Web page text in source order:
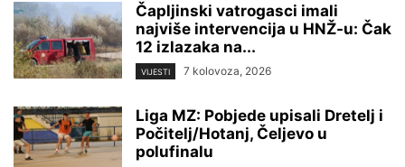
Čapljinski vatrogasci imali
najviše intervencija u HNŽ-u: Čak
12 izlazaka na...
VIJESTI 7 kolovoza, 2026
Liga MZ: Pobjede upisali Dretelj i
Počitelj/Hotanj, Čeljevo u
polufinalu